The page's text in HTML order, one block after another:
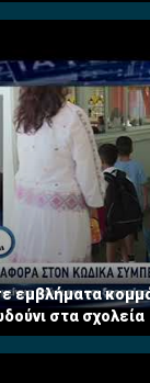
εμβλήματα
στα σχολεία